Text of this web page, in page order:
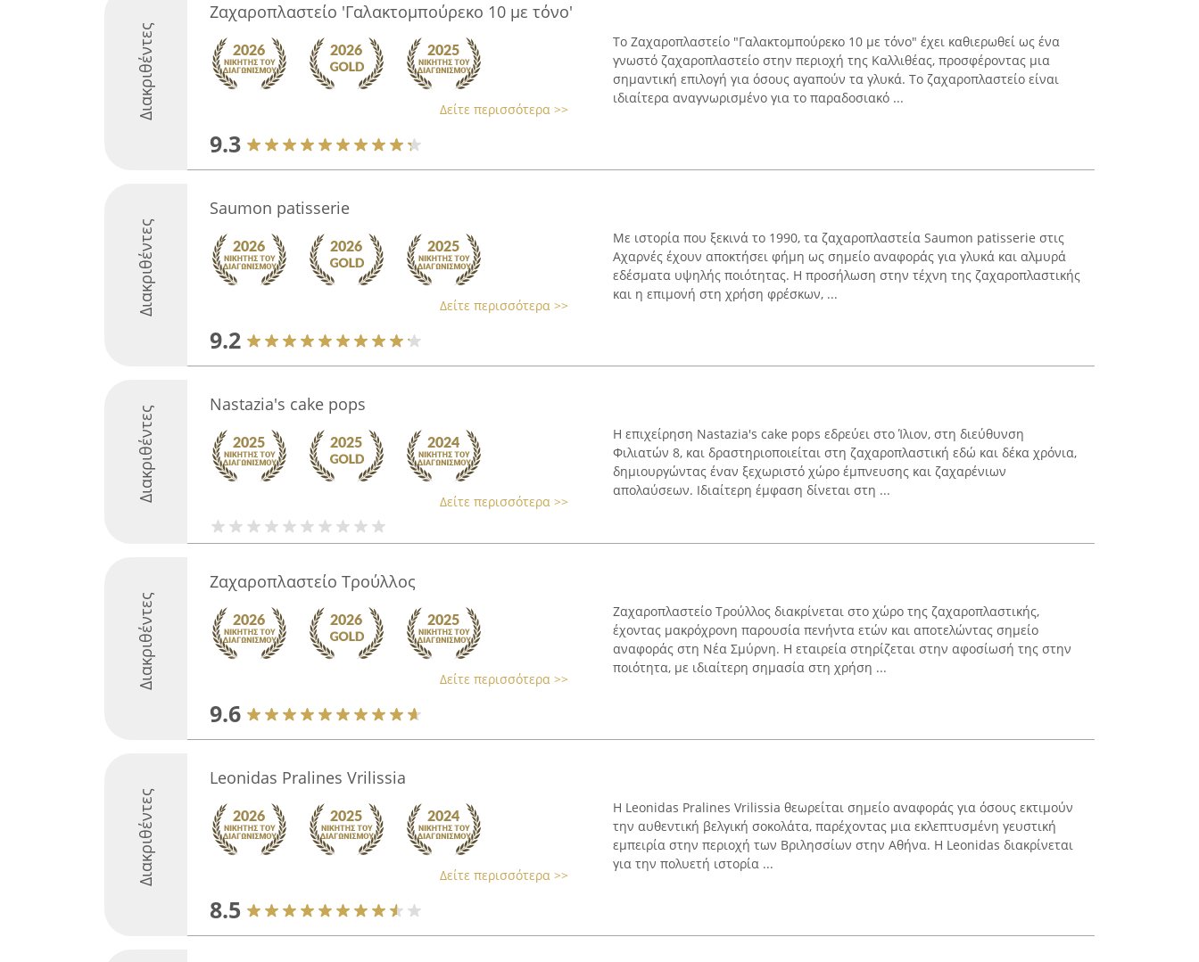
Διακριθέντες
Ζαχαροπλαστείο 'Γαλακτομπούρεκο 10 με τόνο'
Δείτε περισσότερα >>
9.3
Το Ζαχαροπλαστείο "Γαλακτομπούρεκο 10 με τόνο" έχει καθιερωθεί ως ένα
γνωστό ζαχαροπλαστείο στην περιοχή της Καλλιθέας, προσφέροντας μια
σημαντική επιλογή για όσους αγαπούν τα γλυκά. Το ζαχαροπλαστείο είναι
ιδιαίτερα αναγνωρισμένο για το παραδοσιακό ...
Διακριθέντες
Saumon patisserie
Δείτε περισσότερα >>
9.2
Με ιστορία που ξεκινά το 1990, τα ζαχαροπλαστεία Saumon patisserie στις
Αχαρνές έχουν αποκτήσει φήμη ως σημείο αναφοράς για γλυκά και αλμυρά
εδέσματα υψηλής ποιότητας. Η προσήλωση στην τέχνη της ζαχαροπλαστικής
και η επιμονή στη χρήση φρέσκων, ...
Διακριθέντες
Nastazia's cake pops
Δείτε περισσότερα >>
Η επιχείρηση Nastazia's cake pops εδρεύει στο Ίλιον, στη διεύθυνση
Φιλιατών 8, και δραστηριοποιείται στη ζαχαροπλαστική εδώ και δέκα χρόνια,
δημιουργώντας έναν ξεχωριστό χώρο έμπνευσης και ζαχαρένιων
απολαύσεων. Ιδιαίτερη έμφαση δίνεται στη ...
Διακριθέντες
Ζαχαροπλαστείο Τρούλλος
Δείτε περισσότερα >>
9.6
Ζαχαροπλαστείο Τρούλλος διακρίνεται στο χώρο της ζαχαροπλαστικής,
έχοντας μακρόχρονη παρουσία πενήντα ετών και αποτελώντας σημείο
αναφοράς στη Νέα Σμύρνη. Η εταιρεία στηρίζεται στην αφοσίωσή της στην
ποιότητα, με ιδιαίτερη σημασία στη χρήση ...
Διακριθέντες
Leonidas Pralines Vrilissia
Δείτε περισσότερα >>
8.5
Η Leonidas Pralines Vrilissia θεωρείται σημείο αναφοράς για όσους εκτιμούν
την αυθεντική βελγική σοκολάτα, παρέχοντας μια εκλεπτυσμένη γευστική
εμπειρία στην περιοχή των Βριλησσίων στην Αθήνα. Η Leonidas διακρίνεται
για την πολυετή ιστορία ...